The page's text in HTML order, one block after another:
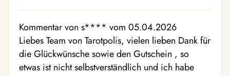
Kommentar von s**** vom 05.04.2026
Liebes Team von Tarotpolis, vielen lieben Dank für
die Glückwünsche sowie den Gutschein , so
etwas ist nicht selbstverständlich und ich habe